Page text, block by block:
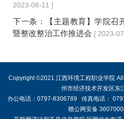
2023-08-11 ]
下一条：
【主题教育】学院
暨整改整治工作推进会 [ 2023-
Copyright ©2021 江西环境工程职业学院
州市经济技术开发区东
办公电话：0797-8306789 传真电话：
赣公网安备